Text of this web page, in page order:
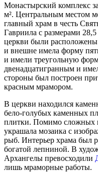
Монастырский комплекс
м². Центральным местом
главный храм в честь
Гавриила с размерами
церкви были
и внешне имела форму
и имели треугольную
двенадцатигранным и
стороны был построен
красным мрамором.
В церкви находился
бело-голубых каменных
плитки. Помимо сложных
украшала мозаика с
рыб. Интерьер храма был
богатой лепниной. В
Архангелы превосходили
лишь мраморные работы.